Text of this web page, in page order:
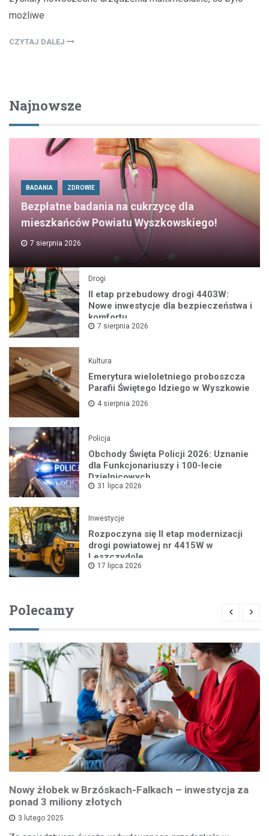
możliwe
CZYTAJ DALEJ
Najnowsze
BADANIA ZDROWIE
Bezpłatne badania na cukrzycę dla
mieszkańców Powiatu Wyszkowskiego!
7 sierpnia 2026
Drogi
II etap przebudowy drogi 4403W:
Nowe inwestycje dla bezpieczeństwa i
komfortu
7 sierpnia 2026
Kultura
Emerytura wieloletniego proboszcza
Parafii Świętego Idziego w Wyszkowie
4 sierpnia 2026
Policja
Obchody Święta Policji 2026: Uznanie
dla Funkcjonariuszy i 100-lecie
Dzielnicowych
31 lipca 2026
Inwestycje
Rozpoczyna się II etap modernizacji
drogi powiatowej nr 4415W w
Leszczydole
17 lipca 2026
Polecamy
Nowy żłobek w Brzóskach-Falkach – inwestycja za
ponad 3 miliony złotych
3 lutego 2025